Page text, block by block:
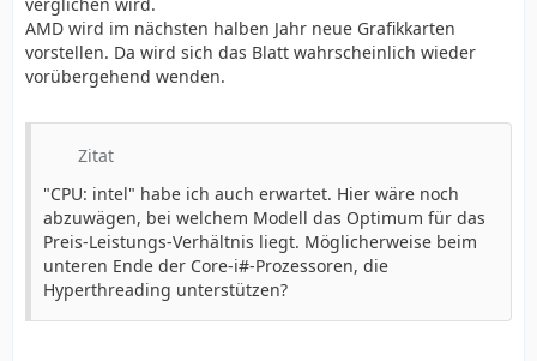
AMD wird im nächsten halben Jahr neue Grafikkarten
vorstellen. Da wird sich das Blatt wahrscheinlich wieder
vorübergehend wenden.
Zitat
"CPU: intel" habe ich auch erwartet. Hier wäre noch
abzuwägen, bei welchem Modell das Optimum für das
Preis-Leistungs-Verhältnis liegt. Möglicherweise beim
unteren Ende der Core-i#-Prozessoren, die
Hyperthreading unterstützen?